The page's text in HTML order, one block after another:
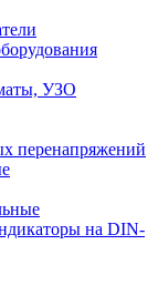
УЗО
перенапряжений
на DIN-